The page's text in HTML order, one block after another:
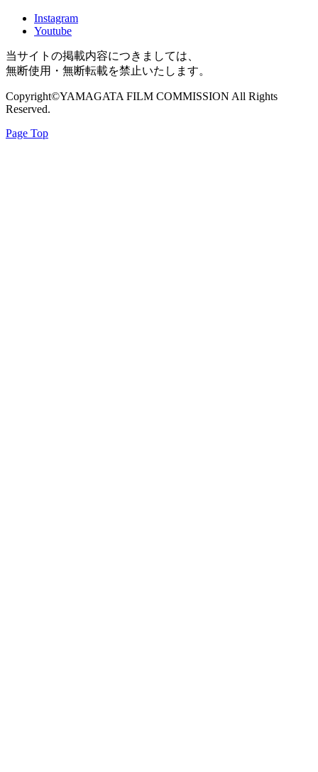
Instagram
Youtube
当サイトの掲載内容につきましては、
無断使用・無断転載を禁止いたします。
Copyright©YAMAGATA FILM COMMISSION All Rights
Reserved.
Page Top